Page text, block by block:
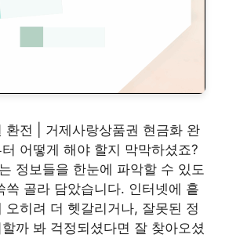
환전 | 거제사랑상품권 현금화 완
어떻게 해야 할지 막막하셨죠?
정보들을 한눈에 파악할 수 있도
쏙 골라 담았습니다. 인터넷에 흩
오히려 더 헷갈리거나, 잘못된 정
까 봐 걱정되셨다면 잘 찾아오셨